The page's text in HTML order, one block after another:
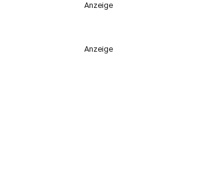
Anzeige
Anzeige